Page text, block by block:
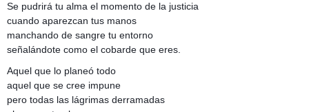
Se pudrirá tu alma el momento de la justicia
cuando aparezcan tus manos
manchando de sangre tu entorno
señalándote como el cobarde que eres.
Aquel que lo planeó todo
aquel que se cree impune
pero todas las lágrimas derramadas